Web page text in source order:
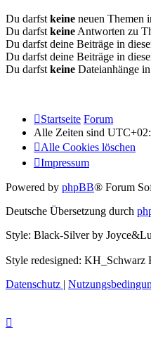
Du darfst keine neuen Themen
Du darfst keine Antworten zu
Du darfst deine Beiträge in
Du darfst deine Beiträge in
Du darfst keine Dateianhänge
Startseite Forum
Alle Zeiten sind
Alle Cookies löschen
Impressum
Powered by phpBB® Forum
Deutsche Übersetzung durch
Style: Black-Silver by
Style redesigned: KH_Schwarz
Datenschutz |